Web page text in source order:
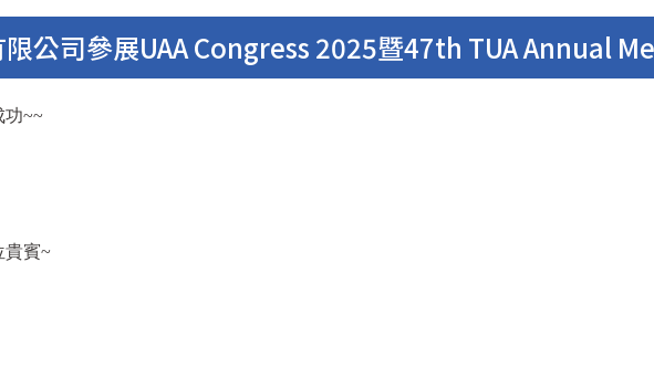
公司參展UAA Congress 2025暨47th TUA Annual
功~~
貴賓~